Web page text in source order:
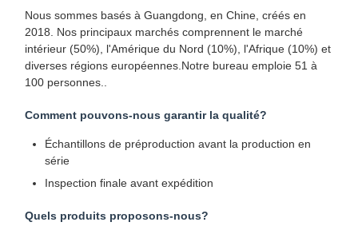
Nous sommes basés à Guangdong, en Chine, créés en
2018. Nos principaux marchés comprennent le marché
intérieur (50%), l'Amérique du Nord (10%), l'Afrique (10%) et
diverses régions européennes.Notre bureau emploie 51 à
100 personnes..
Comment pouvons-nous garantir la qualité?
Échantillons de préproduction avant la production en
série
Inspection finale avant expédition
Quels produits proposons-nous?